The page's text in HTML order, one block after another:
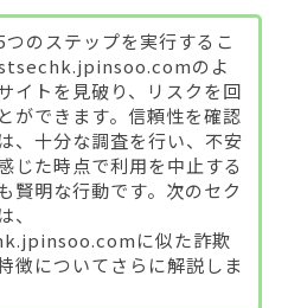
つのステップを実行するこ
のよ
イトを見破り、リスクを回
ができます。信頼性を確認
、十分な調査を行い、不安
じた時点で利用を中止する
賢明な行動です。次のセク
、
に似た詐欺
徴についてさらに解説しま